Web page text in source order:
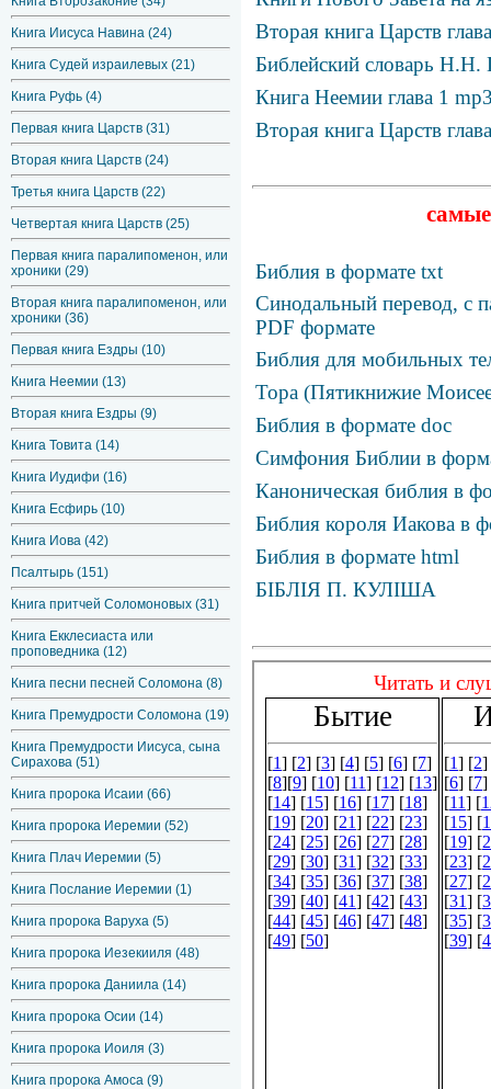
Книга Иисуса Навина (24)
Книга Судей израилевых (21)
Книга Руфь (4)
Первая книга Царств (31)
Вторая книга Царств (24)
Третья книга Царств (22)
Четвертая книга Царств (25)
Первая книга паралипоменон, или
хроники (29)
Вторая книга паралипоменон, или
хроники (36)
Первая книга Ездры (10)
Книга Неемии (13)
Вторая книга Ездры (9)
Книга Товита (14)
Книга Иудифи (16)
Книга Есфирь (10)
Книга Иова (42)
Псалтырь (151)
Книга притчей Соломоновых (31)
Книга Екклесиаста или
проповедника (12)
Книга песни песней Соломона (8)
Книга Премудрости Соломона (19)
Книга Премудрости Иисуса, сына
Сирахова (51)
Книга пророка Исаии (66)
Книга пророка Иеремии (52)
Книга Плач Иеремии (5)
Книга Послание Иеремии (1)
Книга пророка Варуха (5)
Книга пророка Иезекииля (48)
Книга пророка Даниила (14)
Книга пророка Осии (14)
Книга пророка Иоиля (3)
Книга пророка Амоса (9)
Вторая книга Царств
Библейский словарь Н.Н.
Книга Неемии глава 1
Вторая книга Царств
Библия в формате txt
Синодальный перевод, с
PDF формате
Библия для мобильных
Тора (Пятикнижие
Библия в формате doc
Симфония Библии в
Каноническая библия в
Библия короля Иакова в
Библия в формате html
БІБЛІЯ П. КУЛІША